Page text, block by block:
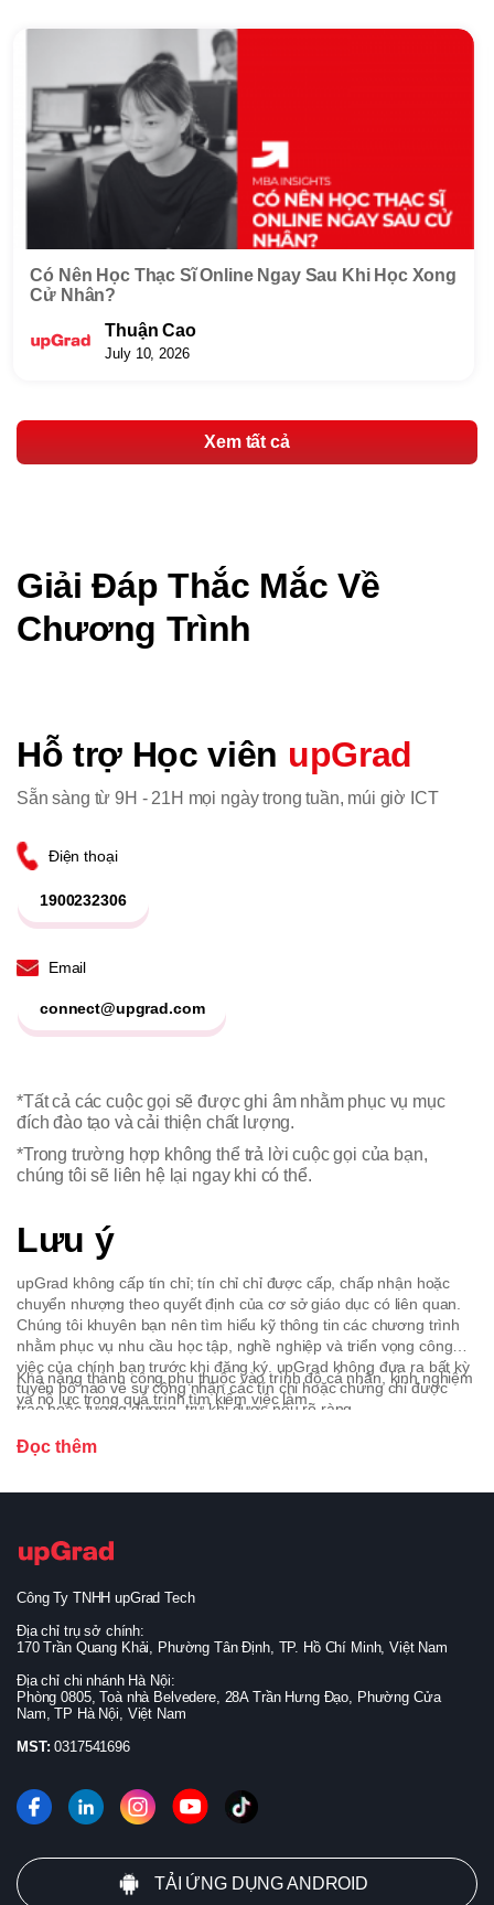
Có Nên Học Thạc Sĩ Online Ngay Sau Khi Học Xong
Cử Nhân?
Thuận Cao
July 10, 2026
Xem tất cả
Giải Đáp Thắc Mắc Về
Chương Trình
Hỗ trợ Học viên upGrad
Sẵn sàng từ 9H - 21H mọi ngày trong tuần, múi giờ ICT
Điện thoại
1900232306
Email
connect@upgrad.com
*Tất cả các cuộc gọi sẽ được ghi âm nhằm phục vụ mục
đích đào tạo và cải thiện chất lượng.
*Trong trường hợp không thể trả lời cuộc gọi của bạn,
chúng tôi sẽ liên hệ lại ngay khi có thể.
Lưu ý
upGrad không cấp tín chỉ; tín chỉ chỉ được cấp, chấp nhận hoặc
chuyển nhượng theo quyết định của cơ sở giáo dục có liên quan.
Chúng tôi khuyên bạn nên tìm hiểu kỹ thông tin các chương trình
nhằm phục vụ nhu cầu học tập, nghề nghiệp và triển vọng công
việc của chính bạn trước khi đăng ký. upGrad không đưa ra bất kỳ
tuyên bố nào về sự công nhận các tín chỉ hoặc chứng chỉ được
trao hoặc tương đương, trừ khi được nêu rõ ràng.
Khả năng thành công phụ thuộc vào trình độ cá nhân, kinh nghiệm
và nỗ lực trong quá trình tìm kiếm việc làm.
Đọc thêm
Công Ty TNHH upGrad Tech
Địa chỉ trụ sở chính:
170 Trần Quang Khải, Phường Tân Định, TP. Hồ Chí Minh, Việt Nam
Địa chỉ chi nhánh Hà Nội:
Phòng 0805, Toà nhà Belvedere, 28A Trần Hưng Đạo, Phường Cửa
Nam, TP Hà Nội, Việt Nam
MST: 0317541696
TẢI ỨNG DỤNG ANDROID